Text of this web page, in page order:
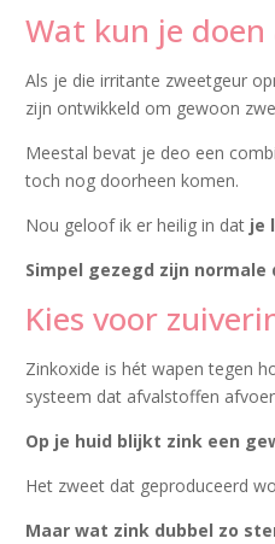
Wat kun je
Als je die irritante zweetgeur
zijn ontwikkeld om gewoon
Meestal bevat je deo een
toch nog doorheen komen.
Nou geloof ik er heilig in dat je
Simpel gezegd zijn
Kies voor
Zinkoxide is hét wapen tegen
systeem dat afvalstoffen
Op je huid blijkt zink een
Het zweet dat geproduceerd
Maar wat zink dubbel zo